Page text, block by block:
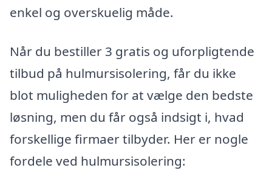
enkel og overskuelig måde.
Når du bestiller 3 gratis og uforpligtende
tilbud på hulmursisolering, får du ikke
blot muligheden for at vælge den bedste
løsning, men du får også indsigt i, hvad
forskellige firmaer tilbyder. Her er nogle
fordele ved hulmursisolering: